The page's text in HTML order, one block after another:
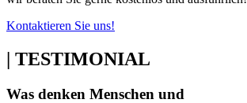
Kontaktieren Sie uns!
| TESTIMONIAL
Was denken Menschen und